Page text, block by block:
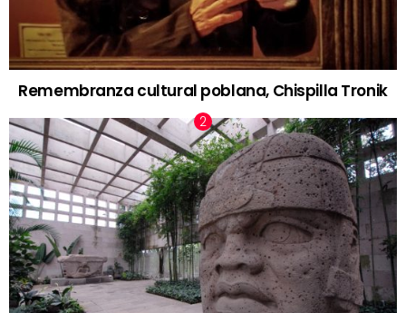
Remembranza cultural poblana, Chispilla Tronik